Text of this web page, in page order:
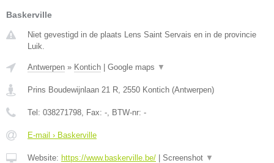
Baskerville
Niet gevestigd in de plaats Lens Saint Servais en in de provincie
Luik.
Antwerpen » Kontich Google maps ▼
Prins Boudewijnlaan 21 R, 2550 Kontich (Antwerpen)
Tel: 038271798, Fax: -, BTW-nr: -
E-mail › Baskerville
Website: https://www.baskerville.be/ Screenshot ▼